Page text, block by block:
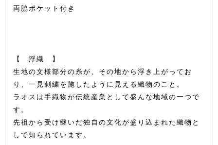
両脇ポケット付き
【 浮織 】
生地の文様部分の糸が、その地から浮き上がってお
り、一見刺繍を施したように見える織物のこと。
ラオスは手織物が伝統産業として盛んな地域の一つで
す。
先祖から受け継いだ独自の文化が盛り込まれた織物と
して知られています。